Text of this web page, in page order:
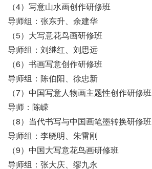
（4）写意山水画创作研修班
导师组：张东升、余建华
（5）大写意花鸟画研修班
导师组：刘继红、刘思远
（6）书画写意创作研修班
导师组：陈伯阳、徐忠新
（7）中国写意人物画主题性创作研修班
导师：陈嵘
（8）当代书写与中国画笔墨转换研修班
导师组：李晓明、朱雷刚
（9）中国大写意花鸟画研修班
导师组：张大庆、缪九永